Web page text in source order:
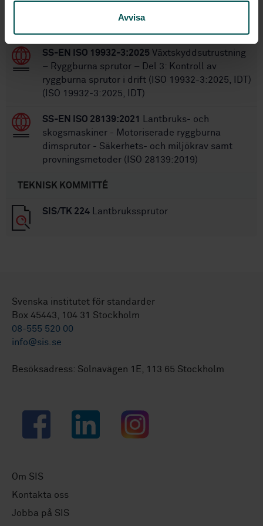
Avvisa
Lantbruks- och skogsmaskiner
SS-EN ISO 19932-3:2025 Växtskyddsutrustning
– Ryggburna sprutor – Del 3: Kontroll av
ryggburna sprutor i drift (ISO 19932-3:2025, IDT)
(ISO 19932-3:2025, IDT)
SS-EN ISO 28139:2021
Lantbruks- och
skogsmaskiner - Motoriserade ryggburna
dimsprutor - Säkerhets- och miljökrav samt
provningsmetoder (ISO 28139:2019)
TEKNISK KOMMITTÉ
SIS/TK 224 Lantbrukssprutor
Svenska institutet för standarder
Box 45443, 104 31 Stockholm
08-555 520 00
info@sis.se
Besöksadress: Solnavägen 1E, 113 65 Stockholm
Facebook LinkedIn Instagram
Om SIS
Kontakta oss
Jobba på SIS